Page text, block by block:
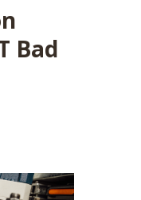
Bad